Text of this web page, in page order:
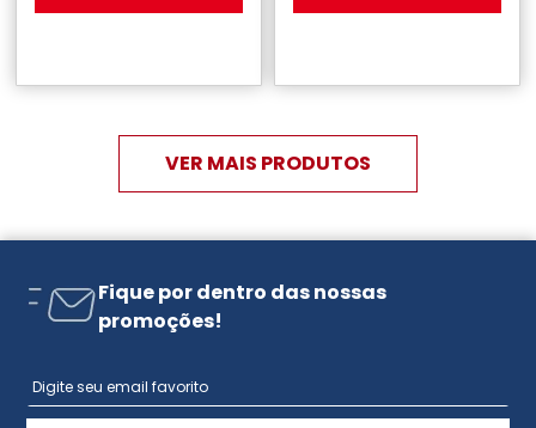
Fique por dentro das nossas
promoções!